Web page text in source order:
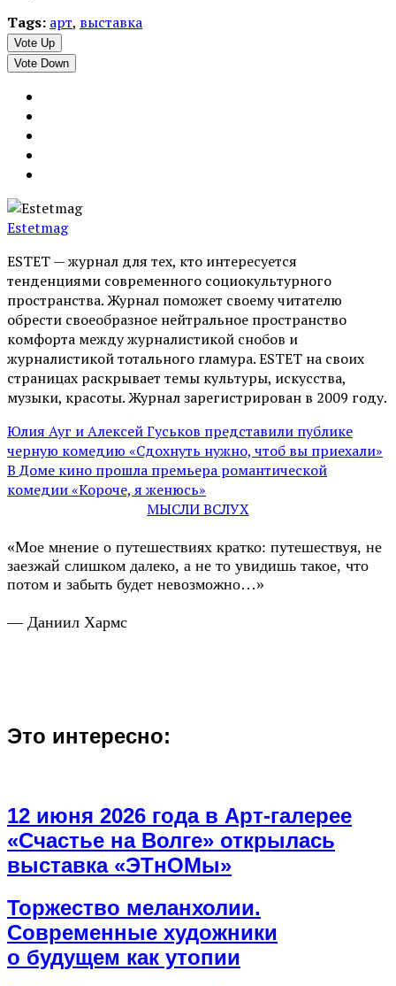
Tags: арт, выставка
Vote Up
Vote Down
Estetmag
ESTET — журнал для тех, кто интересуeтся
тенденциями современного социокультурного
пространства. Журнал поможет своему читателю
обрести своеобразное нейтральное пространство
комфорта между журналистикой снобов и
журналистикой тотального гламура. ESTET на своих
страницах раскрывает темы культуры, искусства,
музыки, красоты. Журнал зарегистрирован в 2009 году.
Юлия Ауг и Алексей Гуськов представили публике
черную комедию «Сдохнуть нужно, чтоб вы приехали»
В Доме кино прошла премьера романтической
комедии «Короче, я женюсь»
МЫСЛИ ВСЛУХ
«Мое мнение о путешествиях кратко: путешествуя, не
заезжай слишком далеко, а не то увидишь такое, что
потом и забыть будет невозможно…»
— Даниил Хармс
Это интересно:
12 июня 2026 года в Арт-галерее
«Счастье на Волге» открылась
выставка «ЭТнОМы»
Торжество меланхолии.
Современные художники
о будущем как утопии